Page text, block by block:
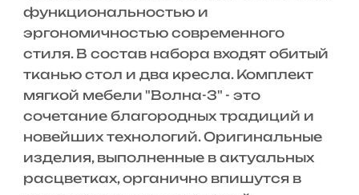
функциональностью и
эргономичностью современного
стиля. В состав набора входят обитый
тканью стол и два кресла. Комплект
мягкой мебели "Волна-3" - это
сочетание благородных традиций и
новейших технологий. Оригинальные
изделия, выполненные в актуальных
расцветках, органично впишутся в